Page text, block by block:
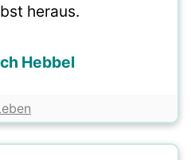
heraus.
Hebbel